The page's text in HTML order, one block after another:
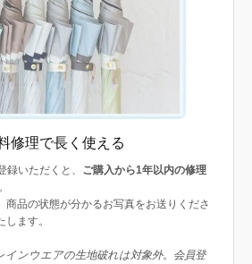
修理で長く使える
録いただくと、 ご購入から1年以内の修理
商品の状態が分かるお写真をお送りくださ
ます。
ンウエアの生地破れは対象外。会員登